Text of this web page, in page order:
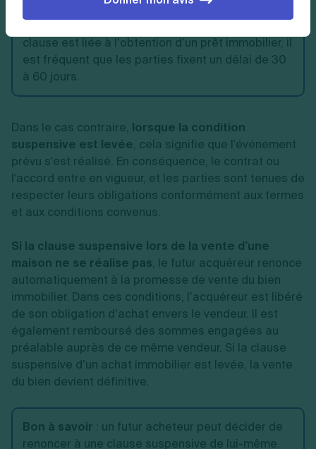
du compromis de vente et peut varier en fonction
clause est liée à l’obtention d’un prêt immobilier, il
est fréquent que les parties fixent un délai de 30
à 60 jours.
Dans le cas contraire, lorsque la condition
suspensive est levée, cela signifie que l'événement
prévu s'est réalisé. En conséquence, le contrat ou
l'accord entre en vigueur, et les parties sont tenues de
respecter leurs obligations conformément aux termes
et aux conditions convenus.
Si la clause suspensive lors de la vente d’une
maison ne se réalise pas, le futur acquéreur renonce
automatiquement à la promesse de vente du bien
immobilier. Dans ces conditions, l’acquéreur est libéré
de son obligation d’achat envers le vendeur. Il est
également remboursé des sommes engagées au
préalable auprès de ce même vendeur. Si la clause
suspensive d’un achat immobilier est levée, la vente
du bien devient définitive.
Bon à savoir : un futur acheteur peut décider de
renoncer à une clause suspensive de lui-même.